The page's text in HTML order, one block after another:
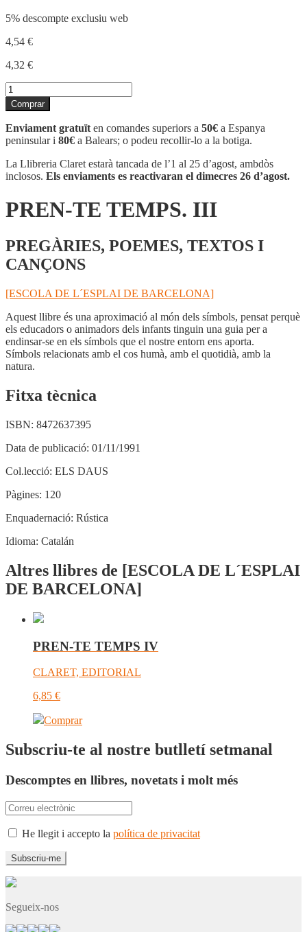
5% descompte exclusiu web
4,54 €
4,32 €
quantitat
de
PREN-
TE
TEMPS.
III
Comprar
Enviament gratuït en comandes superiors a 50€ a Espanya
peninsular i 80€ a Balears; o podeu recollir-lo a la botiga.
La Llibreria Claret estarà tancada de l’1 al 25 d’agost, ambdòs
inclosos. Els enviaments es reactivaran el dimecres 26 d’agost.
PREN-TE TEMPS. III
PREGÀRIES, POEMES, TEXTOS I
CANÇONS
[ESCOLA DE L´ESPLAI DE BARCELONA]
Aquest llibre és una aproximació al món dels símbols, pensat perquè
els educadors o animadors dels infants tinguin una guia per a
endinsar-se en els símbols que el nostre entorn ens aporta.
Símbols relacionats amb el cos humà, amb el quotidià, amb la
natura.
Fitxa tècnica
ISBN: 8472637395
Data de publicació: 01/11/1991
Col.lecció: ELS DAUS
Pàgines: 120
Enquadernació: Rústica
Idioma: Catalán
Altres llibres de [ESCOLA DE L´ESPLAI
DE BARCELONA]
PREN-TE TEMPS IV
CLARET, EDITORIAL
6,85 €
Comprar
Subscriu-te al nostre butlletí setmanal
Descomptes en llibres, novetats i molt més
He llegit i accepto la política de privacitat
Segueix-nos